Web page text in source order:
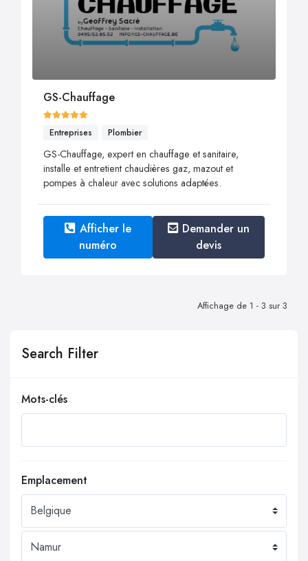
Search Filter
Mots-clés
Emplacement
GS-Chauffage
Entreprises Plombier
GS-Chauffage, expert en chauffage et sanitaire,
installe et entretient chaudières gaz, mazout et
pompes à chaleur avec solutions adaptées.
Afficher le
numéro
Demander un
devis
Affichage de 1 - 3 sur 3